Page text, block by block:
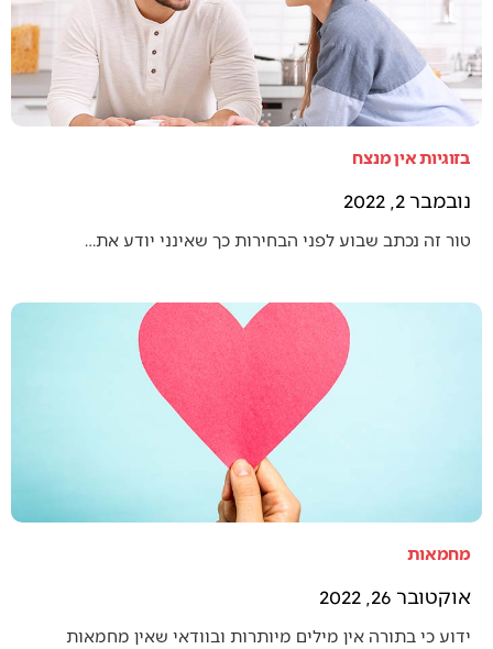
בזוגיות אין מנצח
נובמבר 2, 2022
טור זה נכתב שבוע לפני הבחירות כך שאינני יודע את…
מחמאות
אוקטובר 26, 2022
ידוע כי בתורה אין מילים מיותרות ובוודאי שאין מחמאות